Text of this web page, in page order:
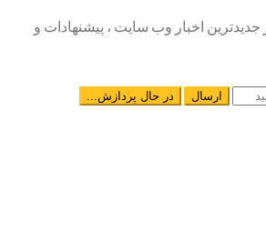
جدیدترین اخبار وب سایت ، پیشنهادات و